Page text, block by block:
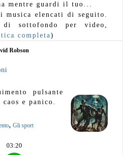
mentre guardi il tuo...
musica elencati di seguito.
di sottofondo per video,
completa)
Robson
pulsante
e panico.
, Gli sport
03:20